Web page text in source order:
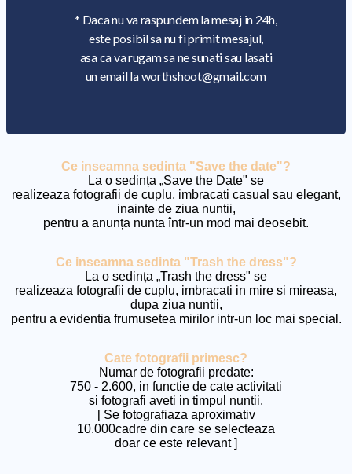
* Daca nu va raspundem la mesaj in 24h,
este posibil sa nu fi primit mesajul,
asa ca va rugam sa ne sunati sau lasati
un email la worthshoot@gmail.com
Ce inseamna sedinta "Save the date"?
La o sedința „Save the Date" se
realizeaza fotografii de cuplu, imbracati casual sau elegant,
inainte de ziua nuntii,
pentru a anunța nunta într-un mod mai deosebit.
Ce inseamna sedinta "Trash the dress"?
La o sedința „Trash the dress" se
realizeaza fotografii de cuplu, imbracati in mire si mireasa,
dupa ziua nuntii,
pentru a evidentia frumusetea mirilor intr-un loc mai special.
Cate fotografii primesc?
Numar de fotografii predate:
750 - 2.600, in functie de cate activitati
si fotografi aveti in timpul nuntii.
[ Se fotografiaza aproximativ
10.000cadre din care se selecteaza
doar ce este relevant ]